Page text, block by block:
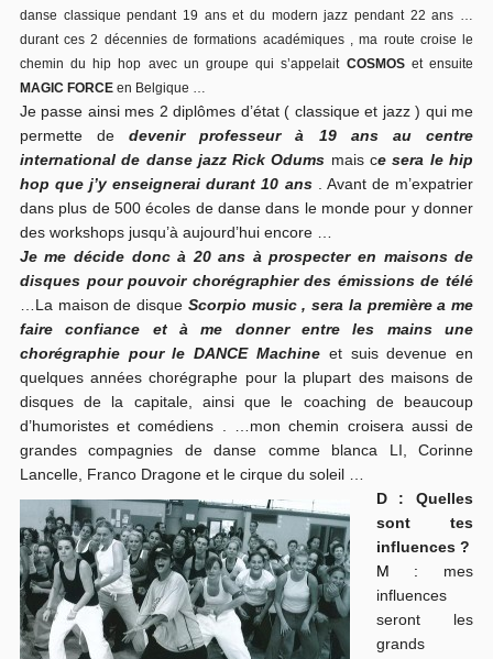
danse classique pendant 19 ans et du modern jazz pendant 22 ans …
durant ces 2 décennies de formations académiques , ma route croise le
chemin du hip hop avec un groupe qui s’appelait COSMOS et ensuite
MAGIC FORCEen Belgique …
Je passe ainsi mes 2 diplômes d’état ( classique et jazz ) qui me
permette dedevenir professeur à 19 ans au centre
international de danse jazz Rick Odums mais ce sera le hip
hop que j’y enseignerai durant 10 ans
. Avant de m’expatrier
dans plus de 500 écoles de danse dans le monde pour y donner
des workshops jusqu’à aujourd’hui encore …
Je me décide donc à 20 ans à prospecter en maisons de
disques pour pouvoir chorégraphier des émissions de télé
…La maison de disque Scorpio music , sera la première a me
faire confiance et à me donner entre les mains une
chorégraphie pour le DANCE Machine et suis devenue en
quelques années chorégraphe pour la plupart des maisons de
disques de la capitale, ainsi que le coaching de beaucoup
d’humoristes et comédiens . …mon chemin croisera aussi de
grandes compagnies de danse comme blanca LI, Corinne
Lancelle, Franco Dragone et le cirque du soleil …
D : Quelles
sont tes
influences ?
M : mes
influences
seront les
grands